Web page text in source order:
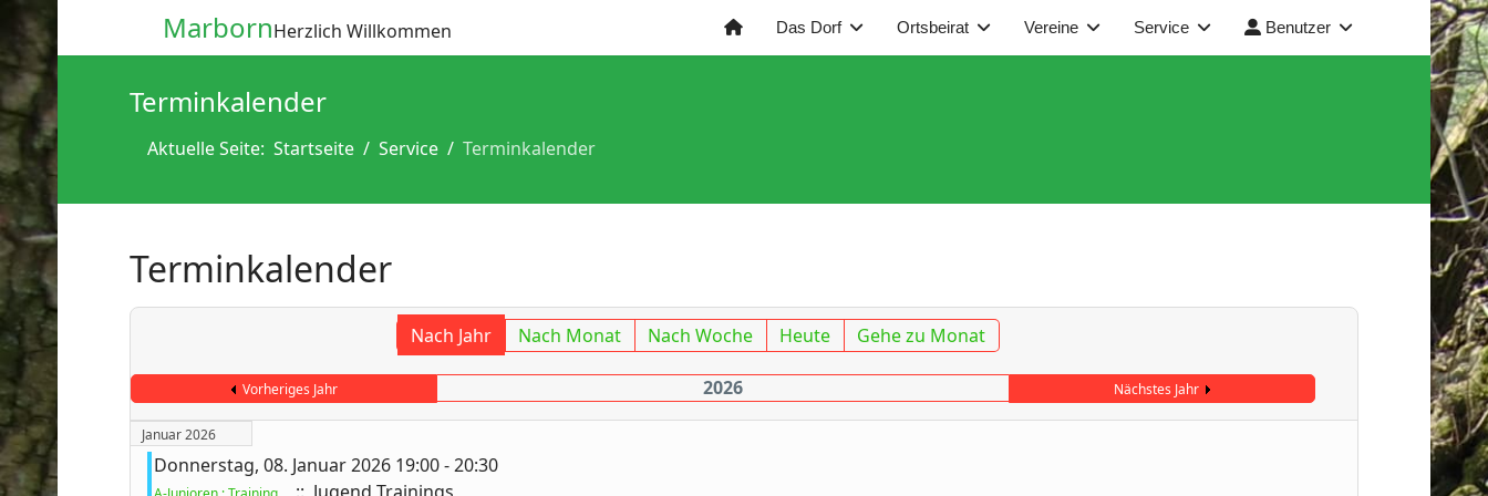
MarbornHerzlich Willkommen Das Dorf Ortsbeirat Vereine Service Benutzer
Terminkalender
Aktuelle Seite: Startseite Service Terminkalender
Terminkalender
Nach Jahr Nach Monat Nach Woche Heute Gehe zu Monat
Vorheriges Jahr 2026 Nächstes Jahr
Januar 2026
Donnerstag, 08. Januar 2026 19:00 - 20:30